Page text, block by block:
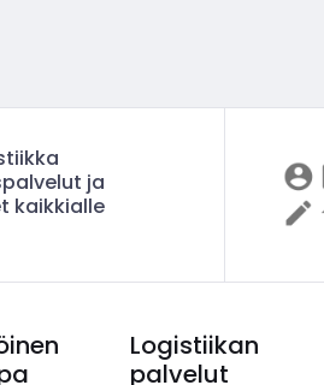
ja
kaikkialle
Logistiikan
palvelut